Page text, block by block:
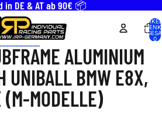
in DE & AT ab 90€ 📦
0
springen
ALUMINIUM
UNIBALL BMW E8X,
MODELLE)